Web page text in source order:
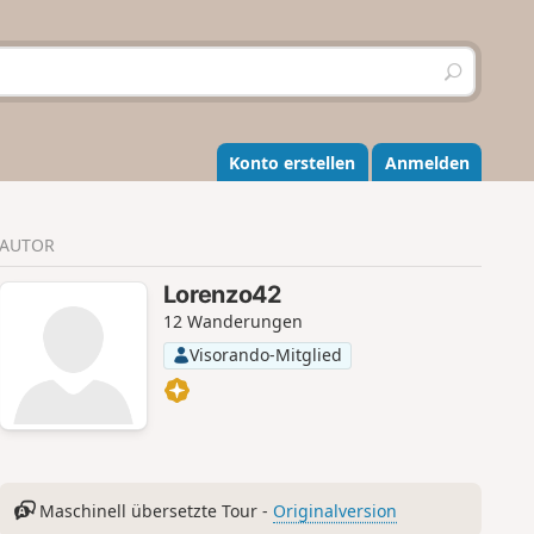
S
u
h
e
n
Konto erstellen Anmelden
AUTOR
Lorenzo42
12 Wanderungen
Visorando-Mitglied
Maschinell übersetzte Tour - Originalversion